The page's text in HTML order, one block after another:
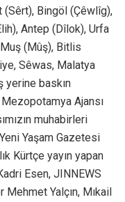
Bingöl (Çêwlîg),
Antep (Dîlok), Urfa
(Mûş), Bitlis
Sêwas, Malatya
yerine baskın
Ajansı
muhabirleri
Yaşam Gazetesi
Kürtçe yayın yapan
Esen, JINNEWS
Yalçın, Mıkail